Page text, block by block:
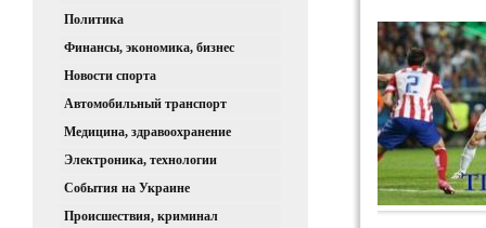
Политика
Финансы, экономика, бизнес
Новости спорта
Автомобильный транспорт
Медицина, здравоохранение
Электроника, технологии
События на Украине
Происшествия, криминал